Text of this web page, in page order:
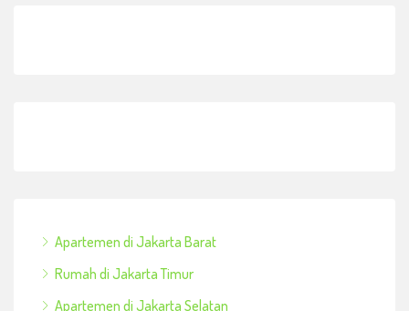
Apartemen di Jakarta Barat
Rumah di Jakarta Timur
Apartemen di Jakarta Selatan